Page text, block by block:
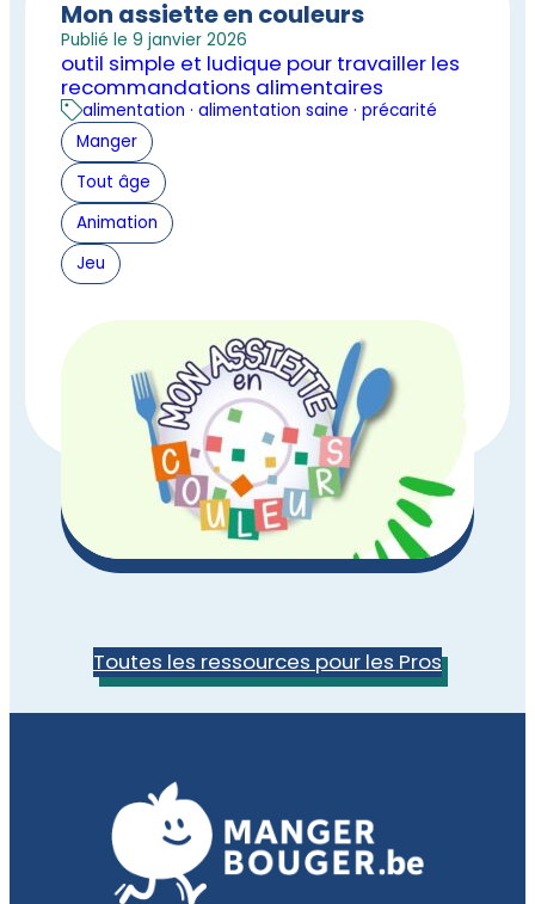
Mon assiette en couleurs
Publié le 9 janvier 2026
outil simple et ludique pour travailler les
recommandations alimentaires
alimentation · alimentation saine · précarité
Manger
Tout âge
Animation
Jeu
Toutes les ressources pour les Pros